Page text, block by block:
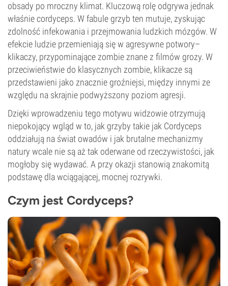
obsady po mroczny klimat. Kluczową rolę odgrywa jednak
właśnie cordyceps. W fabule grzyb ten mutuje, zyskując
zdolność infekowania i przejmowania ludzkich mózgów. W
efekcie ludzie przemieniają się w agresywne potwory–
klikaczy, przypominające zombie znane z filmów grozy. W
przeciwieństwie do klasycznych zombie, klikacze są
przedstawieni jako znacznie groźniejsi, między innymi ze
względu na skrajnie podwyższony poziom agresji.
Dzięki wprowadzeniu tego motywu widzowie otrzymują
niepokojący wgląd w to, jak grzyby takie jak Cordyceps
oddziałują na świat owadów i jak brutalne mechanizmy
natury wcale nie są aż tak oderwane od rzeczywistości, jak
mogłoby się wydawać. A przy okazji stanowią znakomitą
podstawę dla wciągającej, mocnej rozrywki.
Czym jest Cordyceps?